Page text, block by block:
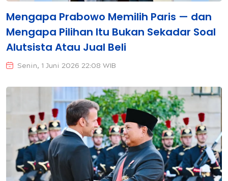
Mengapa Prabowo Memilih Paris — dan
Mengapa Pilihan Itu Bukan Sekadar Soal
Alutsista Atau Jual Beli
Senin, 1 Juni 2026 22:08 WIB